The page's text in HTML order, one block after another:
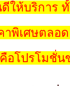
ดีให้บริการ
าพิเศษตลอ
อโปรโมชั่